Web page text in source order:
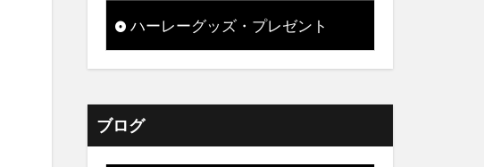
ハーレーグッズ・プレゼント
ブログ